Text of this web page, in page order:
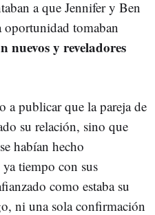
a que Jennifer y Ben
oportunidad tomaban
nuevos y reveladores
a publicar que la pareja de
su relación, sino que
habían hecho
tiempo con sus
como estaba su
ni una sola confirmación